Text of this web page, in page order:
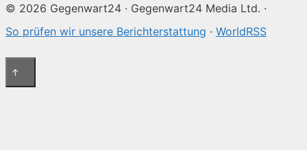
© 2026 Gegenwart24 · Gegenwart24 Media Ltd. ·
So prüfen wir unsere Berichterstattung · WorldRSS
↑